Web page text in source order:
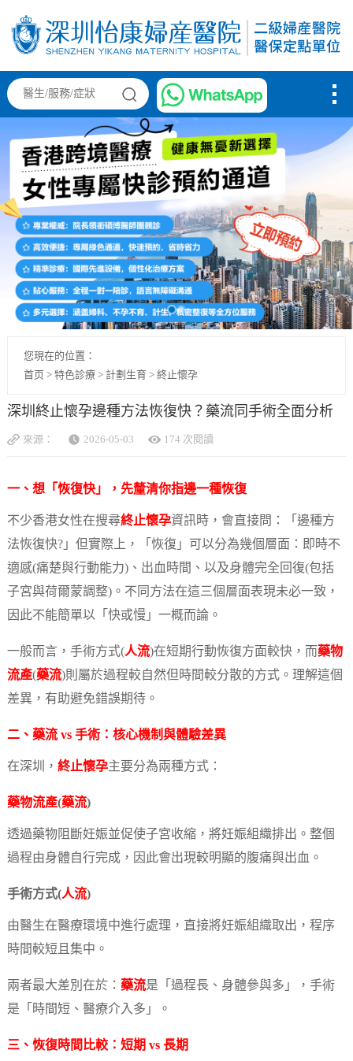
您現在的位置：
首页 > 特色診療> 計劃生育> 終止懷孕
深圳終止懷孕邊種方法恢復快？藥流同手術全面分析
來源： 2026-05-03 174 次閱讀
一、想「恢復快」，先釐清你指邊一種恢復
不少香港女性在搜尋終止懷孕資訊時，會直接問：「邊種方
法恢復快?」但實際上，「恢復」可以分為幾個層面：即時不
適感(痛楚與行動能力)、出血時間、以及身體完全回復(包括
子宮與荷爾蒙調整)。不同方法在這三個層面表現未必一致，
因此不能簡單以「快或慢」一概而論。
一般而言，手術方式(人流)在短期行動恢復方面較快，而藥物
流產(藥流)則屬於過程較自然但時間較分散的方式。理解這個
差異，有助避免錯誤期待。
二、 藥流vs 手術：核心機制與體驗差異
在深圳， 終止懷孕主要分為兩種方式：
藥物流產(藥流)
透過藥物阻斷妊娠並促使子宮收縮，將妊娠組織排出。整個
過程由身體自行完成，因此會出現較明顯的腹痛與出血。
手術方式(人流)
由醫生在醫療環境中進行處理，直接將妊娠組織取出，程序
時間較短且集中。
兩者最大差別在於： 藥流是「過程長、身體參與多」，手術
是「時間短、醫療介入多」。
三、恢復時間比較：短期 vs 長期